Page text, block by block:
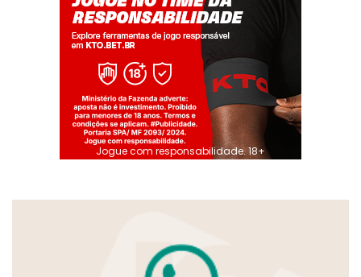
Jogue com responsabilidade. 18+